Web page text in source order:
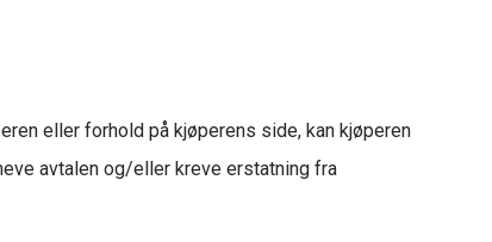
eller forhold på kjøperens side, kan kjøperen
avtalen og/eller kreve erstatning fra